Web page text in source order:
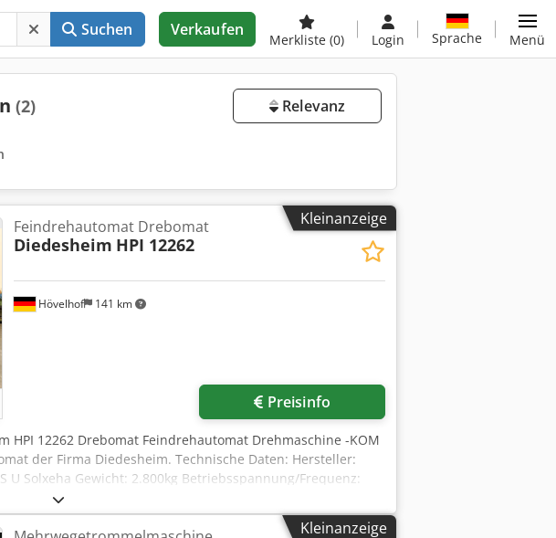
Suchen Verkaufen
Merkliste (0) Login Sprache Menü
(2) Relevanz
Kleinanzeige
Hövelhof 141 km
Feindrehautomat Drebomat
Diedesheim HPI 12262
Preisinfo
HPI 12262 Drebomat Feindrehautomat Drehmaschine -KOM
der Firma Diedesheim. Technische Daten: Hersteller:
U Solxeha Gewicht: 2.800kg Betriebsspannung/Frequenz:
24V= Nennstrom der Maschine: 16A Sicherung der
Kleinanzeige